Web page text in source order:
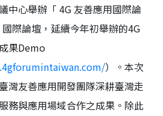
中心舉辦「 4G 友善應用國際論
際論壇，延續今年初舉辦的4G
果Demo
）。本次
灣友善應用開發團隊深耕臺灣走
務與應用場域合作之成果。除此